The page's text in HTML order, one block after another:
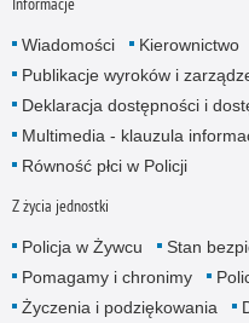
Wiadomości Kierownictwo
Publikacje wyroków i
Deklaracja dostępności i
Multimedia - klauzula
Równość płci w Policji
Z życia jednostki
Policja w Żywcu Stan
Pomagamy i chronimy
Życzenia i podziękowania